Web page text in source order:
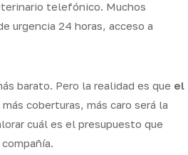
telefónico. Muchos
urgencia 24 horas, acceso a
barato. Pero la realidad es que el
más coberturas, más caro será la
cuál es el presupuesto que